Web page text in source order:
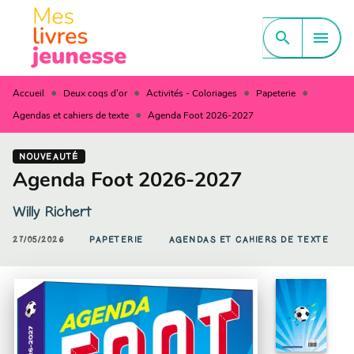
MENU CONTENU
PIED DE PAGE
search menu
Accueil • Deux coqs d'or • Activités - Coloriages • Papeterie •
Agendas et cahiers de texte • Agenda Foot 2026-2027
NOUVEAUTÉ
Agenda Foot 2026-2027
Willy Richert
27/05/2026 PAPETERIE AGENDAS ET CAHIERS DE TEXTE